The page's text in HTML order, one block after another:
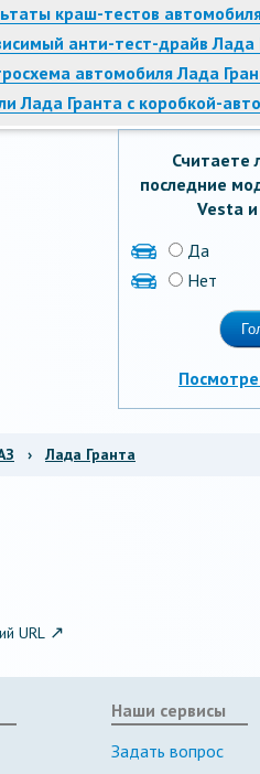
краш-тестов
анти-тест-драйв Лада
автомобиля Лада
Лада Гранта с коробкой-
Считаете
последние
Vesta и
Да
Нет
›Лада Гранта
URL ↗
Наши сервисы
Задать вопрос